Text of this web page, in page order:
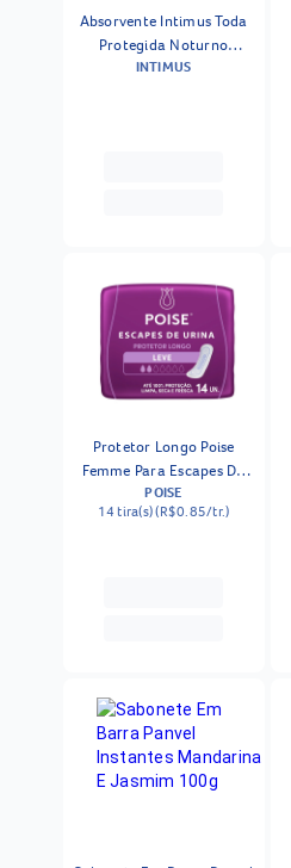
Absorvente Intimus Toda
Protegida Noturno
Cobertura Seca Com Abas
INTIMUS
Protetor Longo Poise
Femme Para Escapes De
Urina 14 Unidades
POISE
14 tira(s) (R$0.85/tr.)